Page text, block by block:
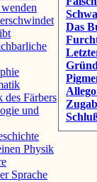
des Färbers
und
Physik
Sprache
Das